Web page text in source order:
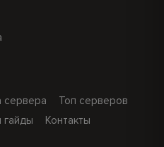
сервера
Топ серверов
гайды Контакты